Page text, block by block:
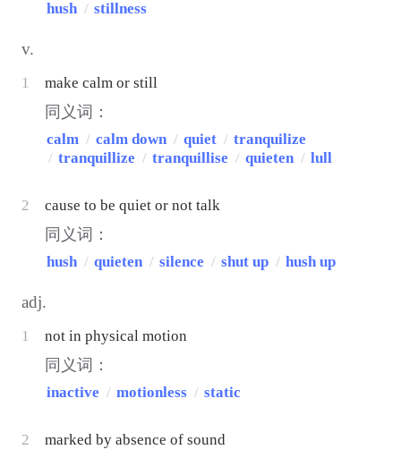
hush / stillness
v.
1 make calm or still
同义词：
calm / calm down / quiet / tranquilize
/ tranquillize / tranquillise / quieten / lull
2 cause to be quiet or not talk
同义词：
hush / quieten / silence / shut up / hush up
adj.
1 not in physical motion
同义词：
inactive / motionless / static
2 marked by absence of sound